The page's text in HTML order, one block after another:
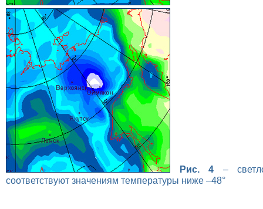
Рис. 4 –
соответствуют значениям температуры ниже –48°